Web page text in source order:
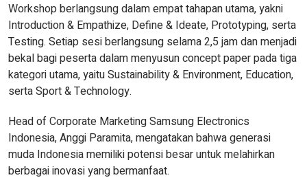
Workshop berlangsung dalam empat tahapan utama, yakni
Introduction & Empathize, Define & Ideate, Prototyping, serta
Testing. Setiap sesi berlangsung selama 2,5 jam dan menjadi
bekal bagi peserta dalam menyusun concept paper pada tiga
kategori utama, yaitu Sustainability & Environment, Education,
serta Sport & Technology.
Head of Corporate Marketing Samsung Electronics
Indonesia, Anggi Paramita, mengatakan bahwa generasi
muda Indonesia memiliki potensi besar untuk melahirkan
berbagai inovasi yang bermanfaat.